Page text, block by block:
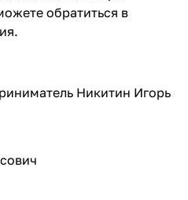
обратиться в
Никитин Игорь